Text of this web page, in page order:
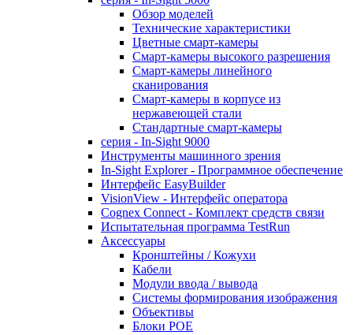
Обзор моделей
Технические характеристики
Цветные смарт-камеры
Смарт-камеры высокого разрешения
Смарт-камеры линейного
сканирования
Смарт-камеры в корпусе из
нержавеющей стали
Стандартные смарт-камеры
серия - In-Sight 9000
Инструменты машинного зрения
In-Sight Explorer - Программное обеспечение
Интерфейс EasyBuilder
VisionView - Интерфейс оператора
Cognex Connect - Комплект средств связи
Испытательная программа TestRun
Аксессуары
Кронштейны / Кожухи
Кабели
Модули ввода / вывода
Системы формирования изображения
Объективы
Блоки POE